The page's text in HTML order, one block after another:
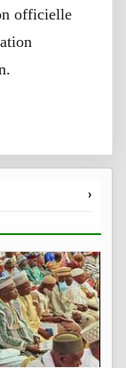
officielle
›